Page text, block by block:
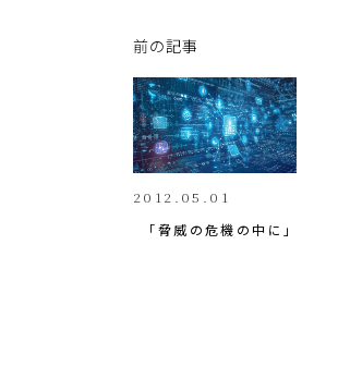
Li
n
k o
k
前の記事
2012.05.01
「脅威の危機の中に」